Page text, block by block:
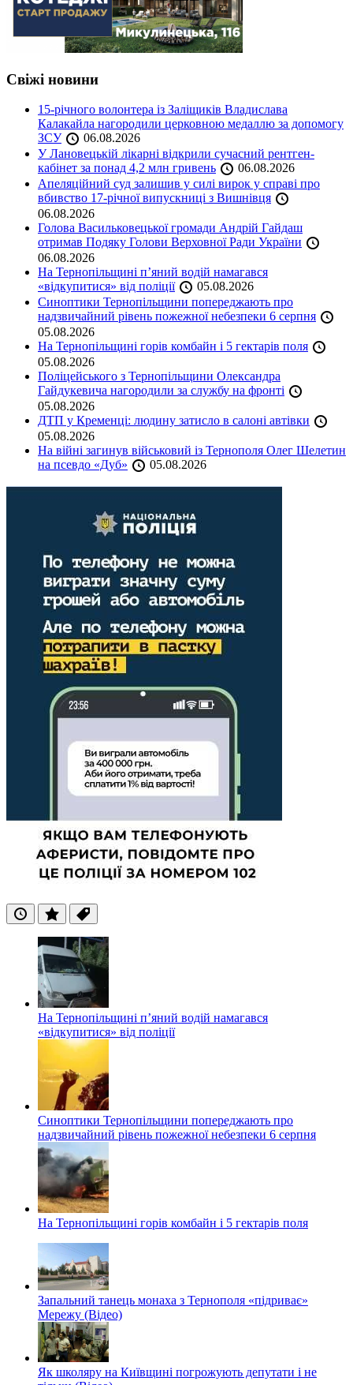
Свіжі новини
15-річного волонтера із Заліщиків Владислава
Калакайла нагородили церковною медаллю за допомогу
ЗСУ
06.08.2026
У Лановецькій лікарні відкрили сучасний рентген-
кабінет за понад 4,2 млн гривень
06.08.2026
Апеляційний суд залишив у силі вирок у справі про
вбивство 17-річної випускниці з Вишнівця
06.08.2026
Голова Васильковецької громади Андрій Гайдаш
отримав Подяку Голови Верховної Ради України
06.08.2026
На Тернопільщині п’яний водій намагався
«відкупитися» від поліції
05.08.2026
Синоптики Тернопільщини попереджають про
надзвичайний рівень пожежної небезпеки 6 серпня
05.08.2026
На Тернопільщині горів комбайн і 5 гектарів поля
05.08.2026
Поліцейського з Тернопільщини Олександра
Гайдукевича нагородили за службу на фронті
05.08.2026
ДТП у Кременці: людину затисло в салоні автівки
05.08.2026
На війні загинув військовий із Тернополя Олег Шелетин
на псевдо «Дуб»
05.08.2026
ОстанніПопулярні
Теги
На Тернопільщині п’яний водій намагався
«відкупитися» від поліції
Синоптики Тернопільщини попереджають про
надзвичайний рівень пожежної небезпеки 6 серпня
На Тернопільщині горів комбайн і 5 гектарів поля
Запальний танець монаха з Тернополя «підриває»
Мережу (Відео)
Як школяру на Київщині погрожують депутати і не